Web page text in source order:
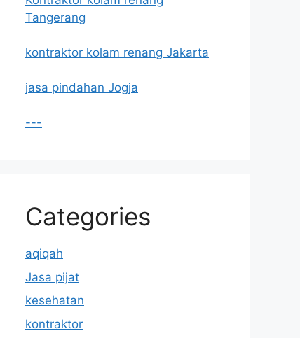
Tangerang
kontraktor kolam renang Jakarta
jasa pindahan Jogja
---
Categories
aqiqah
Jasa pijat
kesehatan
kontraktor